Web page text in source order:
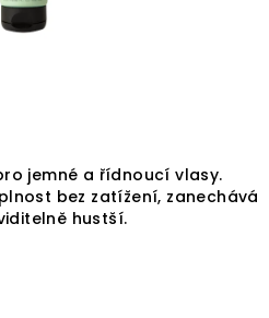
jemné a řídnoucí vlasy.
bez zatížení, zanechává
hustší.